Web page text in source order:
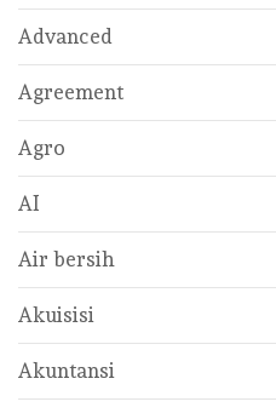
Advanced
Agreement
Agro
AI
Air bersih
Akuisisi
Akuntansi